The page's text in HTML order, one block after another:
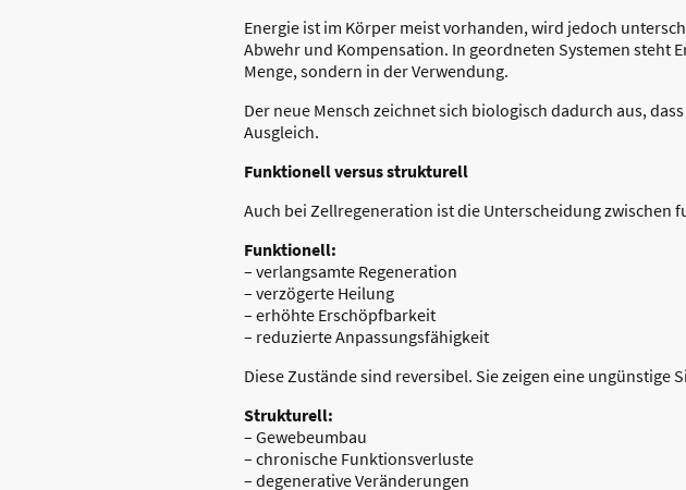
Energie ist im Körper meist vorhanden, wird jedoch
Abwehr und Kompensation. In geordneten Systemen steht
Menge, sondern in der Verwendung.
Der neue Mensch zeichnet sich biologisch dadurch aus,
Ausgleich.
Funktionell versus strukturell
Auch bei Zellregeneration ist die Unterscheidung
Funktionell:
– verlangsamte Regeneration
– verzögerte Heilung
– erhöhte Erschöpfbarkeit
– reduzierte Anpassungsfähigkeit
Diese Zustände sind reversibel. Sie zeigen eine ungünstige
Strukturell:
– Gewebeumbau
– chronische Funktionsverluste
– degenerative Veränderungen